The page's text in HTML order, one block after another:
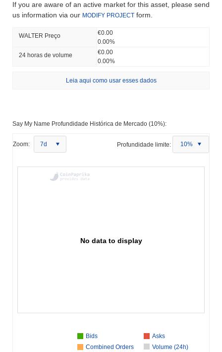
If you are aware of an active market for this asset, please send
us information via our MODIFY PROJECT form.
WALTER Preço
€0.00
0.00%
24 horas de volume
€0.00
0.00%
Leia aqui como usar esses dados
Say My Name Profundidade Histórica de Mercado (10%):
Zoom: 7d Profundidade limite: 10%
No data to display
Bids
Asks
Combined Orders
Volume (24h)